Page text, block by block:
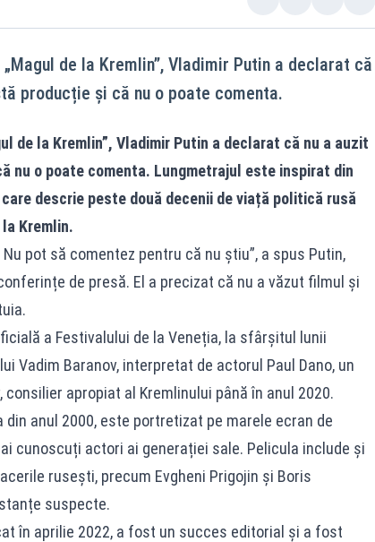
de la Kremlin”, Vladimir Putin a declarat că
producție și că nu o poate comenta.
de la Kremlin”, Vladimir Putin a declarat că nu a auzit
nu o poate comenta. Lungmetrajul este inspirat din
descrie peste două decenii de viață politică rusă
Kremlin.
pot să comentez pentru că nu știu”, a spus Putin,
de presă. El a precizat că nu a văzut filmul și
a Festivalului de la Veneția, la sfârșitul lunii
Vadim Baranov, interpretat de actorul Paul Dano, un
apropiat al Kremlinului până în anul 2020.
anul 2000, este portretizat pe marele ecran de
cunoscuți actori ai generației sale. Pelicula include și
rusești, precum Evgheni Prigojin și Boris
suspecte.
în aprilie 2022, a fost un succes editorial și a fost